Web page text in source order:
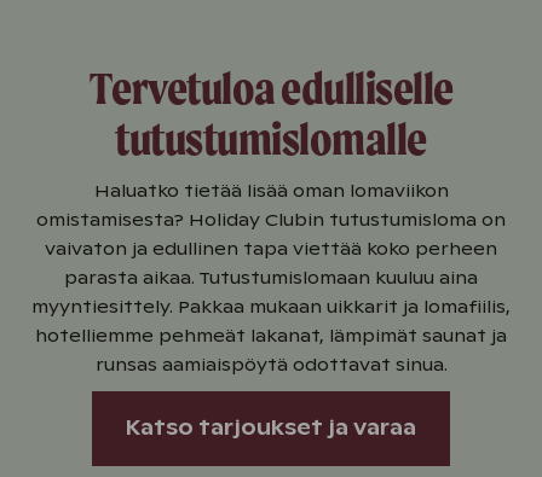
Tervetuloa edulliselle
tutustumislomalle
Haluatko tietää lisää oman lomaviikon
omistamisesta? Holiday Clubin tutustumisloma on
vaivaton ja edullinen tapa viettää koko perheen
parasta aikaa. Tutustumislomaan kuuluu aina
myyntiesittely. Pakkaa mukaan uikkarit ja lomafiilis,
hotelliemme pehmeät lakanat, lämpimät saunat ja
runsas aamiaispöytä odottavat sinua.
Katso tarjoukset ja varaa